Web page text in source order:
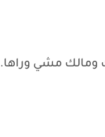
ومالك مشي وراها.